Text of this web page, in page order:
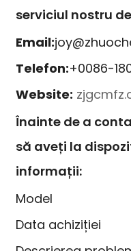
serviciul nostru
Email:
Telefon:+0086-
Website:
Înainte de a
să aveți la
informații:
Model
Data achiziției